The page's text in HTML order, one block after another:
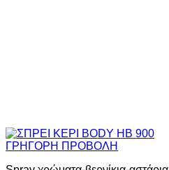
ΓΡΗΓΟΡΗ ΠΡΟΒΟΛΗ